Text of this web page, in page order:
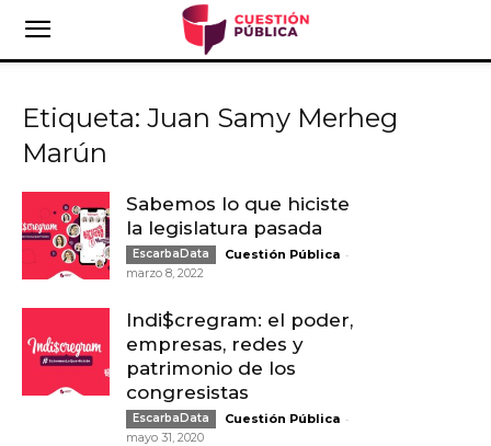
Etiqueta: Juan Samy Merheg
Marún
Sabemos lo que hiciste
la legislatura pasada
EscarbaData Cuestión Pública -
marzo 8, 2022
Indi$cregram: el poder,
empresas, redes y
patrimonio de los
congresistas
EscarbaData Cuestión Pública -
mayo 31, 2020